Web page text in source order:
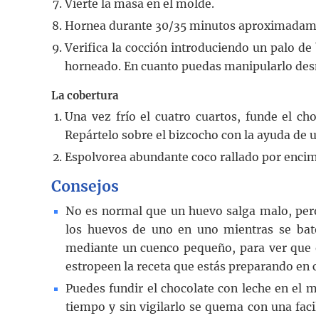
Vierte la masa en el molde.
Hornea durante 30/35 minutos
Verifica la cocción introduciendo un palo
horneado. En cuanto puedas manipularlo
La cobertura
Una vez frío el cuatro cuartos, funde el
Repártelo sobre el bizcocho con la ayuda de
Espolvorea abundante coco rallado por
Consejos
No es normal que un huevo salga malo,
los huevos de uno en uno mientras se
mediante un cuenco pequeño, para ver
estropeen la receta que estás preparando en
Puedes fundir el chocolate con leche en el
tiempo y sin vigilarlo se quema con una